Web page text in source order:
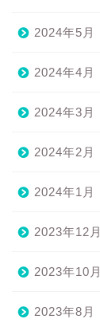
2024年5月
2024年4月
2024年3月
2024年2月
2024年1月
2023年12月
2023年10月
2023年8月